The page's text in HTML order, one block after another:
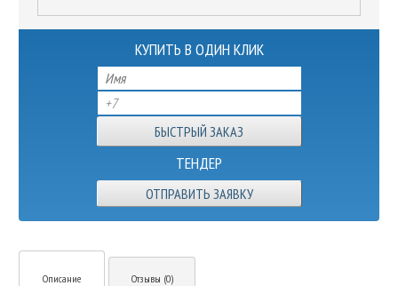
КУПИТЬ В ОДИН КЛИК
ТЕНДЕР
ОТПРАВИТЬ ЗАЯВКУ
Описание Отзывы (0)